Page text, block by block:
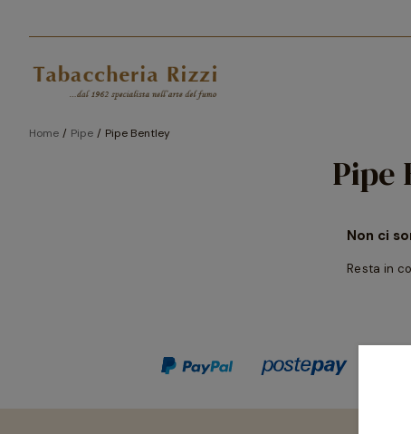
Home Pipe Pipe Bentley
Pipe
Non ci
Resta in